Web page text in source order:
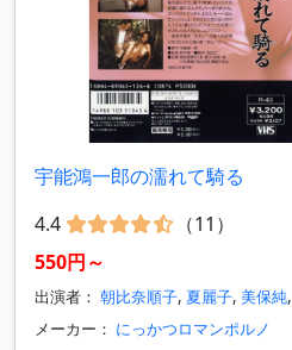
宇能鴻一郎の濡れて騎る
4.4
（11）
550円～
出演者： 朝比奈順子, 夏麗子, 美保純,
メーカー： にっかつロマンポルノ